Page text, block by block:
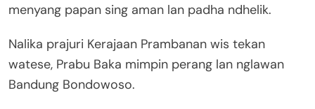
menyang papan sing aman lan padha ndhelik.
Nalika prajuri Kerajaan Prambanan wis tekan
watese, Prabu Baka mimpin perang lan nglawan
Bandung Bondowoso.